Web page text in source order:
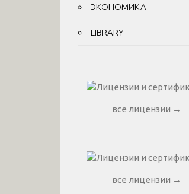
ЭКОНОМИКА
LIBRARY
все лицензии →
все лицензии →